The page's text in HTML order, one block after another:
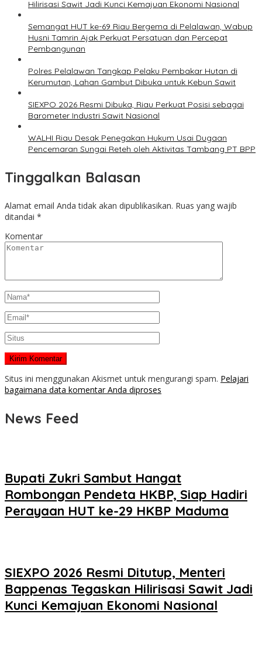
Hilirisasi Sawit Jadi Kunci Kemajuan Ekonomi Nasional
Semangat HUT ke-69 Riau Bergema di Pelalawan, Wabup
Husni Tamrin Ajak Perkuat Persatuan dan Percepat
Pembangunan
Polres Pelalawan Tangkap Pelaku Pembakar Hutan di
Kerumutan, Lahan Gambut Dibuka untuk Kebun Sawit
SIEXPO 2026 Resmi Dibuka, Riau Perkuat Posisi sebagai
Barometer Industri Sawit Nasional
WALHI Riau Desak Penegakan Hukum Usai Dugaan
Pencemaran Sungai Reteh oleh Aktivitas Tambang PT BPP
Tinggalkan Balasan
Alamat email Anda tidak akan dipublikasikan. Ruas yang wajib
ditandai *
Komentar
Situs ini menggunakan Akismet untuk mengurangi spam. Pelajari
bagaimana data komentar Anda diproses
News Feed
Bupati Zukri Sambut Hangat
Rombongan Pendeta HKBP, Siap Hadiri
Perayaan HUT ke-29 HKBP Maduma
SIEXPO 2026 Resmi Ditutup, Menteri
Bappenas Tegaskan Hilirisasi Sawit Jadi
Kunci Kemajuan Ekonomi Nasional